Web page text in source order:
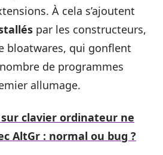
À cela s’ajoutent
par les constructeurs,
bloatwares, qui gonflent
de programmes
allumage.
sur clavier ordinateur ne
AltGr : normal ou bug ?